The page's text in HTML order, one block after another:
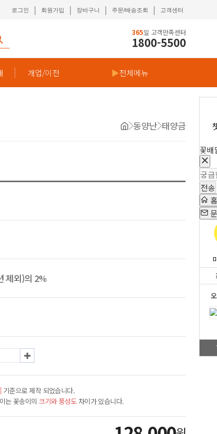
로그인 | 회원가입 | 장바구니 | 주문/배송조회 | 고객센터
365일 고객만족센터
1800-5500
개업/이전 ▶전체메뉴
동양난 태양금
제외)의 2%
기준으로 제작 되었습니다.
는 꽃송이의크기와 풍성도 차이가 있습니다.
꽃배
전송
홈